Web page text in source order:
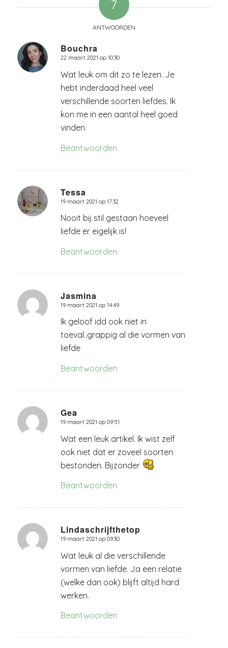
7
ANTWOORDEN
Bouchra
zegt:
22 maart 2021 op 10:30
Wat leuk om dit zo te lezen. Je
hebt inderdaad heel veel
verschillende soorten liefdes. Ik
kon me in een aantal heel goed
vinden.
Beantwoorden
Tessa
zegt:
19 maart 2021 op 17:32
Nooit bij stil gestaan hoeveel
liefde er eigelijk is!
Beantwoorden
Jasmina
zegt:
19 maart 2021 op 14:49
Ik geloof idd ook niet in
toeval..grappig al die vormen van
liefde
Beantwoorden
Gea
zegt:
19 maart 2021 op 09:51
Wat een leuk artikel. Ik wist zelf
ook niet dat er zoveel soorten
bestonden. Bijzonder
Beantwoorden
Lindaschrijfthetop
zegt:
19 maart 2021 op 09:30
Wat leuk al die verschillende
vormen van liefde. Ja een relatie
(welke dan ook) blijft altijd hard
werken.
Beantwoorden